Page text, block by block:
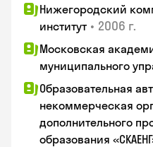
Нижегородский
институт • 2006 г.
Московская
муниципального
Образовательная
некоммерческая
дополнительного
образования